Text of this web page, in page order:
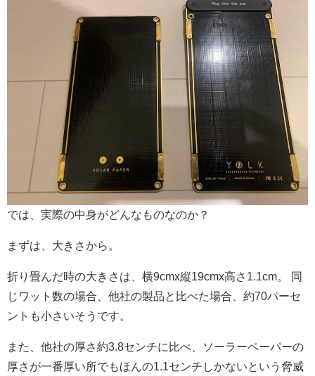
では、実際の中身がどんなものなのか？
まずは、大きさから。
折り畳んだ時の大きさは、横9cmx縦19cmx高さ1.1cm。 同
じワット数の場合、他社の製品と比べた場合、約70パーセ
ントも小さいそうです。
また、他社の厚さ約3.8センチに比べ、ソーラーペーパーの
厚さが一番厚い所でもほんの1.1センチしかないという脅威